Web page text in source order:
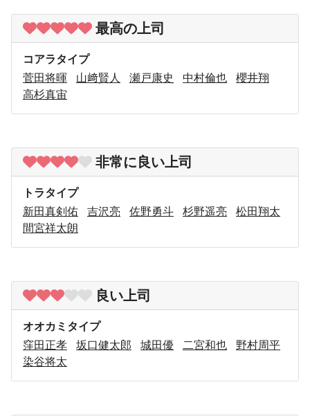
最高の上司
コアラタイプ
菅田将暉
山﨑賢人 瀬戸康史 中村倫也
櫻井翔
高杉真宙
非常に良い上司
トラタイプ
新田真剣佑
吉沢亮 佐野勇斗 杉野遥亮
松田翔太
間宮祥太朗
良い上司
オオカミタイプ
窪田正孝
坂口健太郎 城田優 二宮和也
野村周平
染谷将太